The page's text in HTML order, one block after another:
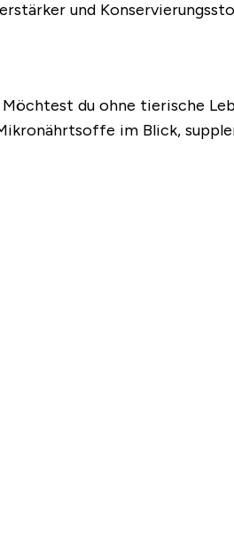
und
Möchtest du ohne tierische
im Blick,